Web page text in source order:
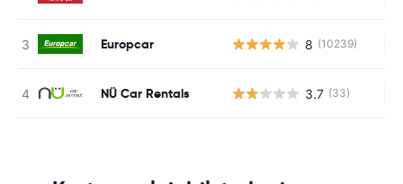
Europcar 8 (10239)
NÜ Car Rentals 3.7 (33)